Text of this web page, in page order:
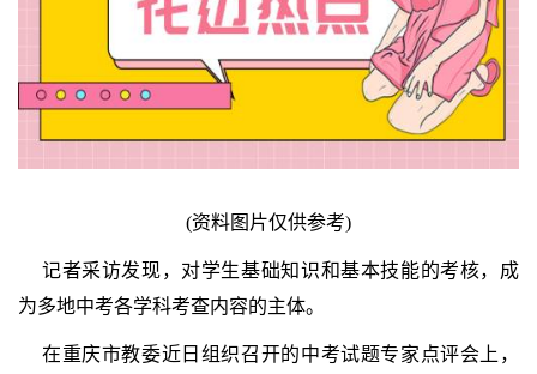
(资料图片仅供参考)
记者采访发现，对学生基础知识和基本技能的考核，成
为多地中考各学科考查内容的主体。
在重庆市教委近日组织召开的中考试题专家点评会上，